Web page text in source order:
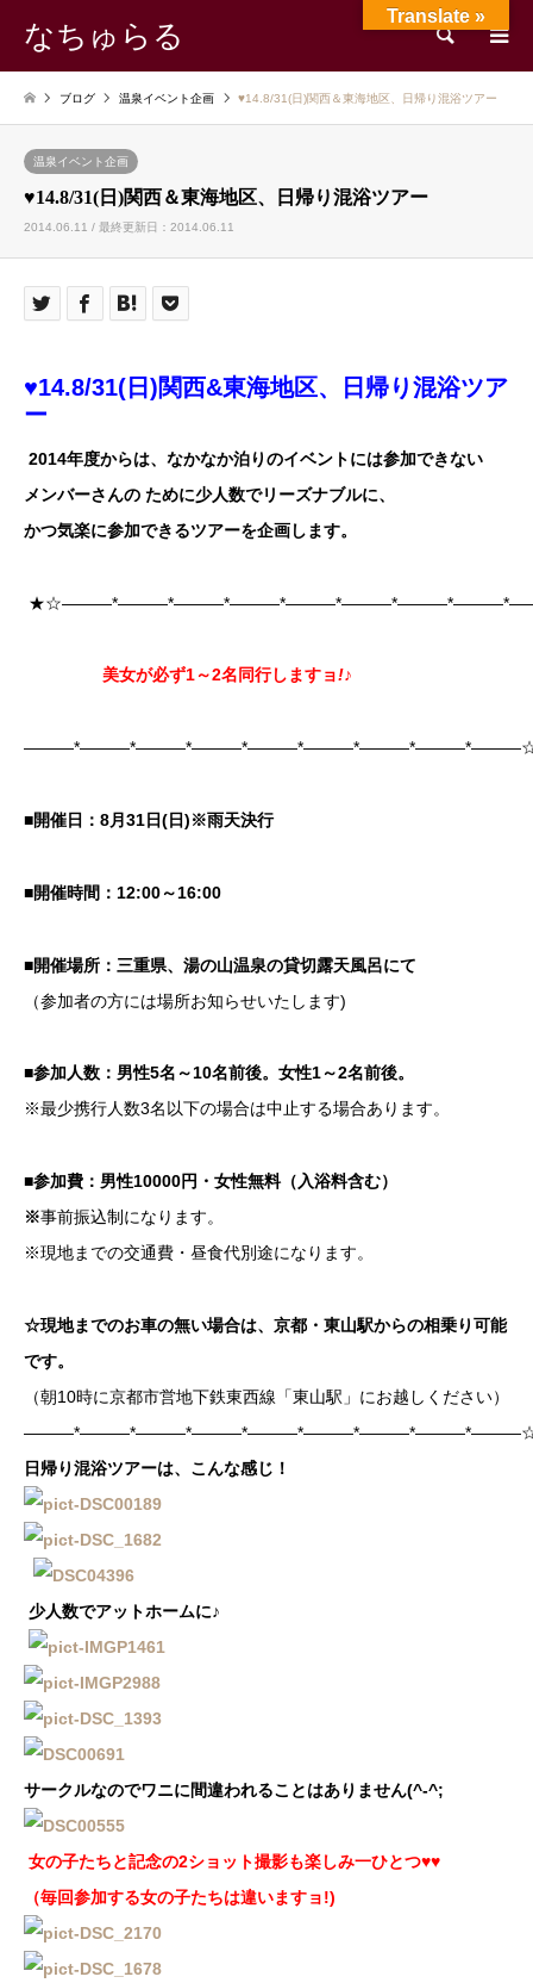
なちゅらる 検索
ブログ 温泉イベント企画 ♥14.8/31(日)関西＆東海地区、日帰り混浴ツアー
温泉イベント企画
♥14.8/31(日)関西＆東海地区、日帰り混浴ツアー
2014.06.11 / 最終更新日：2014.06.11
♥14.8/31(日)関西&東海地区、日帰り混浴ツア
ー
2014年度からは、なかなか泊りのイベントには参加できない
メンバーさんの ために少人数でリーズナブルに、
かつ気楽に参加できるツアーを企画します。
美女が必ず1～2名同行しますョ!♪
■開催日：8月31日(日)※雨天決行
■開催時間：12:00～16:00
■開催場所：三重県、湯の山温泉の貸切露天風呂にて
（参加者の方には場所お知らせいたします)
■参加人数：男性5名～10名前後。女性1～2名前後。
※最少携行人数3名以下の場合は中止する場合あります。
■参加費：男性10000円・女性無料（入浴料含む）
※事前振込制になります。
※現地までの交通費・昼食代別途になります。
☆現地までのお車の無い場合は、京都・東山駅からの相乗り可能
です。
（朝10時に京都市営地下鉄東西線「東山駅」にお越しください）
日帰り混浴ツアーは、こんな感じ！
少人数でアットホームに♪
サークルなのでワニに間違われることはありません(^-^;
女の子たちと記念の2ショット撮影も楽しみ一ひとつ♥♥
（毎回参加する女の子たちは違いますョ!)
Translate »